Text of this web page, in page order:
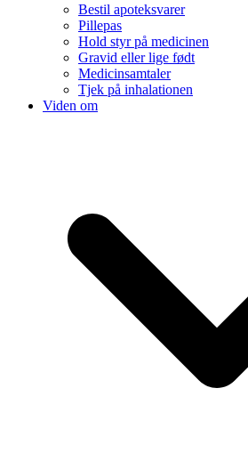
Bestil apoteksvarer
Pillepas
Hold styr på medicinen
Gravid eller lige født
Medicinsamtaler
Tjek på inhalationen
Viden om